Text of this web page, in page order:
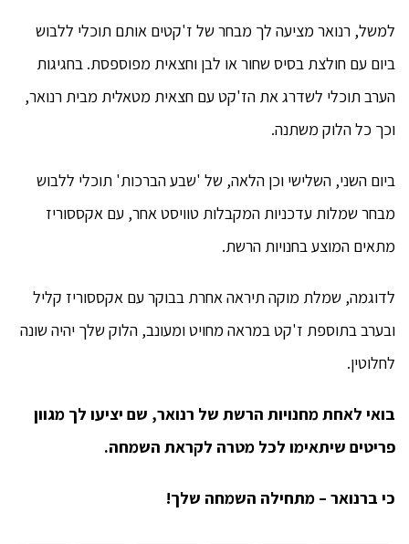
למשל, רנואר מציעה לך מבחר של ז'קטים אותם תוכלי ללבוש
ביום עם חולצת בסיס שחור או לבן וחצאית מפוספסת. בחגיגות
הערב תוכלי לשדרג את הז'קט עם חצאית מטאלית מבית רנואר,
וכך כל הלוק משתנה.
ביום השני, השלישי וכן הלאה, של 'שבע הברכות' תוכלי ללבוש
מבחר שמלות עדכניות המקבלות טוויסט אחר, עם אקססוריז
מתאים המוצע בחנויות הרשת.
לדוגמה, שמלת מוקה תיראה אחרת בבוקר עם אקססוריז קליל
ובערב בתוספת ז'קט במראה מחויט ומעונב, הלוק שלך יהיה שונה
לחלוטין.
בואי לאחת מחנויות הרשת של רנואר, שם יציעו לך מגוון
פריטים שיתאימו לכל מטרה לקראת השמחה.
כי ברנואר – מתחילה השמחה שלך!